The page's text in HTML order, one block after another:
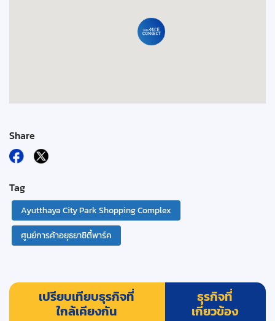
Share
Tag
Ayutthaya City Park Shopping Complex
ศูนย์การค้าอยุธยาซิตี้พาร์ค
เปรียบเทียบธุรกิจที่
ใกล้เคียงกัน
ธุรกิจที่
เกี่ยวข้อง